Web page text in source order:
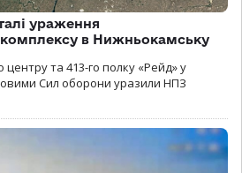
ураження
в Нижньокамську
та 413-го полку «Рейд» у
Сил оборони уразили НПЗ